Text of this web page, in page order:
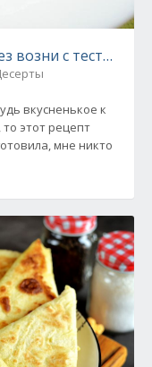
возни с тестом
вкусненькое к
этот рецепт
мне никто